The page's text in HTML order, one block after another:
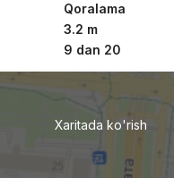
сўм /m²
,Elis Isaev Invest
100 m²
+998 (93) 009...
Qoralama
3.2 m
9 dan 20
Xaritada ko'rish